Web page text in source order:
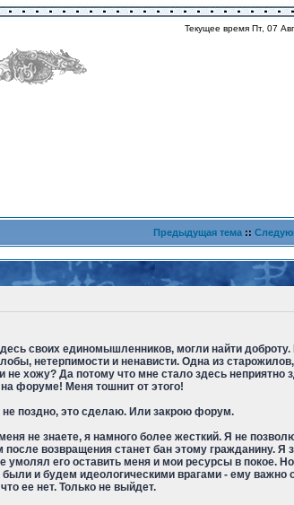
Текущее время Пт, 07
Предыдущая тема ::
своих единомышленников, могли найти доброту.
нетерпимости и ненависти. Одна из старожилов,
хожу? Да потому что мне стало здесь неприятно
форуме! Меня тошнит от этого!
поздно, это сделаю. Или закрою форум.
не знаете, я намного более жесткий. Я не
возвращения станет бан этому гражданину. Я
его оставить меня и мои ресурсы в покое. Но
и будем идеологическими врагами - ему важно
ее нет. Только не выйдет.